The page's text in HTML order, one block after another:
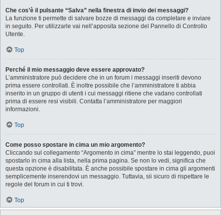
Che cos’è il pulsante “Salva” nella finestra di invio dei messaggi?
La funzione ti permette di salvare bozze di messaggi da completare e inviare
in seguito. Per utilizzarle vai nell’apposita sezione del Pannello di Controllo
Utente.
Top
Perché il mio messaggio deve essere approvato?
L’amministratore può decidere che in un forum i messaggi inseriti devono
prima essere controllati. È inoltre possibile che l’amministratore ti abbia
inserito in un gruppo di utenti i cui messaggi ritiene che vadano controllati
prima di essere resi visibili. Contatta l’amministratore per maggiori
informazioni.
Top
Come posso spostare in cima un mio argomento?
Cliccando sul collegamento “Argomento in cima” mentre lo stai leggendo, puoi
spostarlo in cima alla lista, nella prima pagina. Se non lo vedi, significa che
questa opzione è disabilitata. È anche possibile spostare in cima gli argomenti
semplicemente inserendovi un messaggio. Tuttavia, sii sicuro di rispettare le
regole del forum in cui ti trovi.
Top